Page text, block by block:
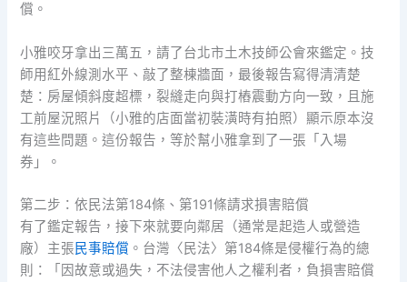
償。
小雅咬牙拿出三萬五，請了台北市土木技師公會來鑑定。技
師用紅外線測水平、敲了整棟牆面，最後報告寫得清清楚
楚：房屋傾斜度超標，裂縫走向與打樁震動方向一致，且施
工前屋況照片（小雅的店面當初裝潢時有拍照）顯示原本沒
有這些問題。這份報告，等於幫小雅拿到了一張「入場
券」。
第二步：依民法第184條、第191條請求損害賠償
有了鑑定報告，接下來就要向鄰居（通常是起造人或營造
廠）主張民事賠償 。台灣〈民法〉第184條是侵權行為的總
則：「因故意或過失，不法侵害他人之權利者，負損害賠償